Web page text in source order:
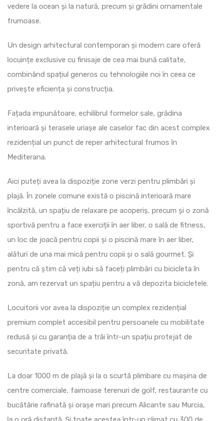
vedere la ocean și la natură, precum și grădini ornamentale
frumoase.
Un design arhitectural contemporan și modern care oferă
locuințe exclusive cu finisaje de cea mai bună calitate,
combinând spațiul generos cu tehnologiile noi în ceea ce
privește eficiența și construcția.
Fațada impunătoare, echilibrul formelor sale, grădina
interioară și terasele uriașe ale caselor fac din acest complex
rezidențial un punct de reper arhitectural frumos în
Mediterana.
Aici puteți avea la dispoziție zone verzi pentru plimbări și
plajă. În zonele comune există o piscină interioară mare
încălzită, un spațiu de relaxare pe acoperiș, precum și o zonă
sportivă pentru a face exerciții în aer liber, o sală de fitness,
un loc de joacă pentru copii și o piscină mare în aer liber,
alături de una mai mică pentru copii și o sală gourmet. Și
pentru că știm că veți iubi să faceți plimbări cu bicicleta în
zonă, am rezervat un spațiu pentru a vă depozita bicicletele.
Locuitorii vor avea la dispoziție un complex rezidențial
premium complet accesibil pentru persoanele cu mobilitate
redusă și cu garanția de a trăi într-un spațiu protejat de
securitate privată.
La doar 1000 m de plajă și la o scurtă plimbare cu mașina de
centre comerciale, faimoase terenuri de golf, restaurante cu
bucătărie rafinată și orașe mari precum Alicante sau Murcia,